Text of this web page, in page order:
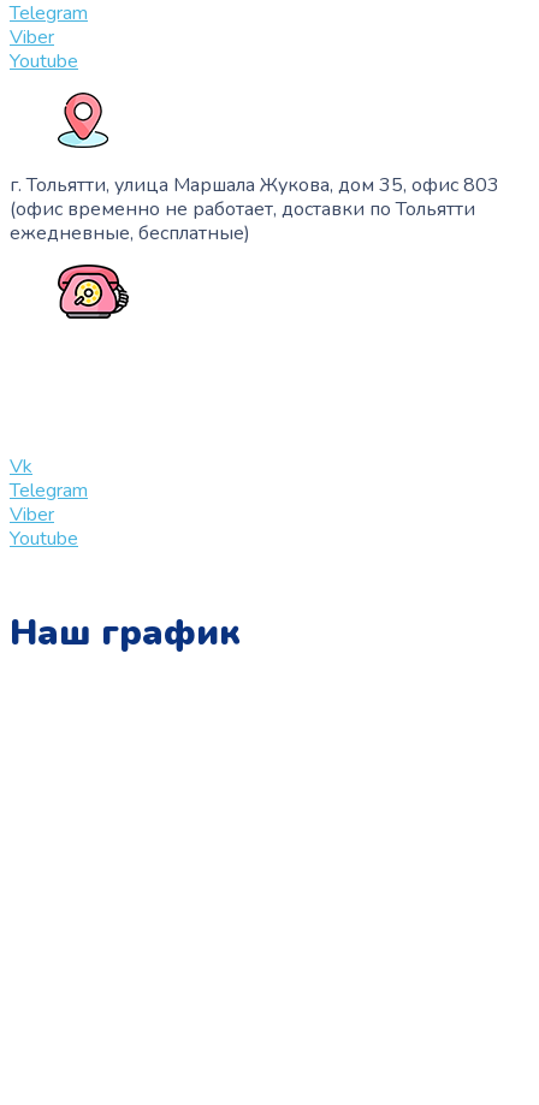
Telegram
Viber
Youtube
г. Тольятти, улица Маршала Жукова, дом 35, офис 803
(офис временно не работает, доставки по Тольятти
ежедневные, бесплатные)
Vk
Telegram
Viber
Youtube
Наш график